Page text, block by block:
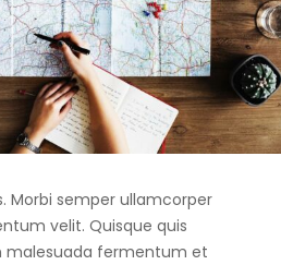
Morbi semper ullamcorper
velit. Quisque quis
malesuada fermentum et